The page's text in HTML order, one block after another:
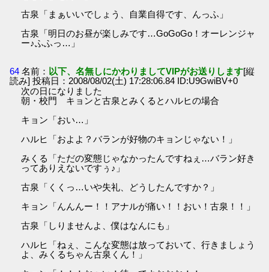
古泉「まぁいいでしょう、自業自得です、んっふ」
古泉「明日のお昼が楽しみです…GoGoGo！オーレンジャ
ー♪ふふっ…」
64 名前： 以下、名無しにかわりましてVIPがお送りします[縦
読み] 投稿日：2008/08/02(土) 17:28:06.84 ID:U9GwiBV+0
次の日になりました
朝・校門 キョンと古泉とみくるとハルヒの場合
キョン「おい…」
ハルヒ「およよ？バランが好物のキョンじゃない！」
みくる「ただの変態じゃなかったんですねぇ…バラン好き
ってありえないですぅ♪」
古泉「くくっ…いや失礼、どうしたんですか？」
キョン「んんんー！！アナルが痛い！！おい！古泉！！」
古泉「しりませんよ、僕はなんにも」
ハルヒ「ねぇ、こんな変態は放っておいて、行きましょう
よ、みくるちゃん古泉くん！」